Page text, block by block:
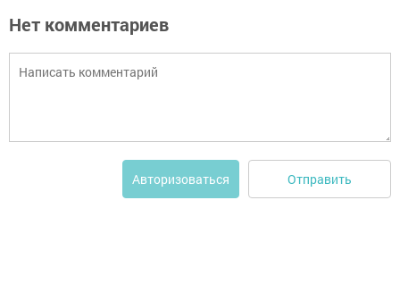
Нет комментариев
Авторизоваться Отправить